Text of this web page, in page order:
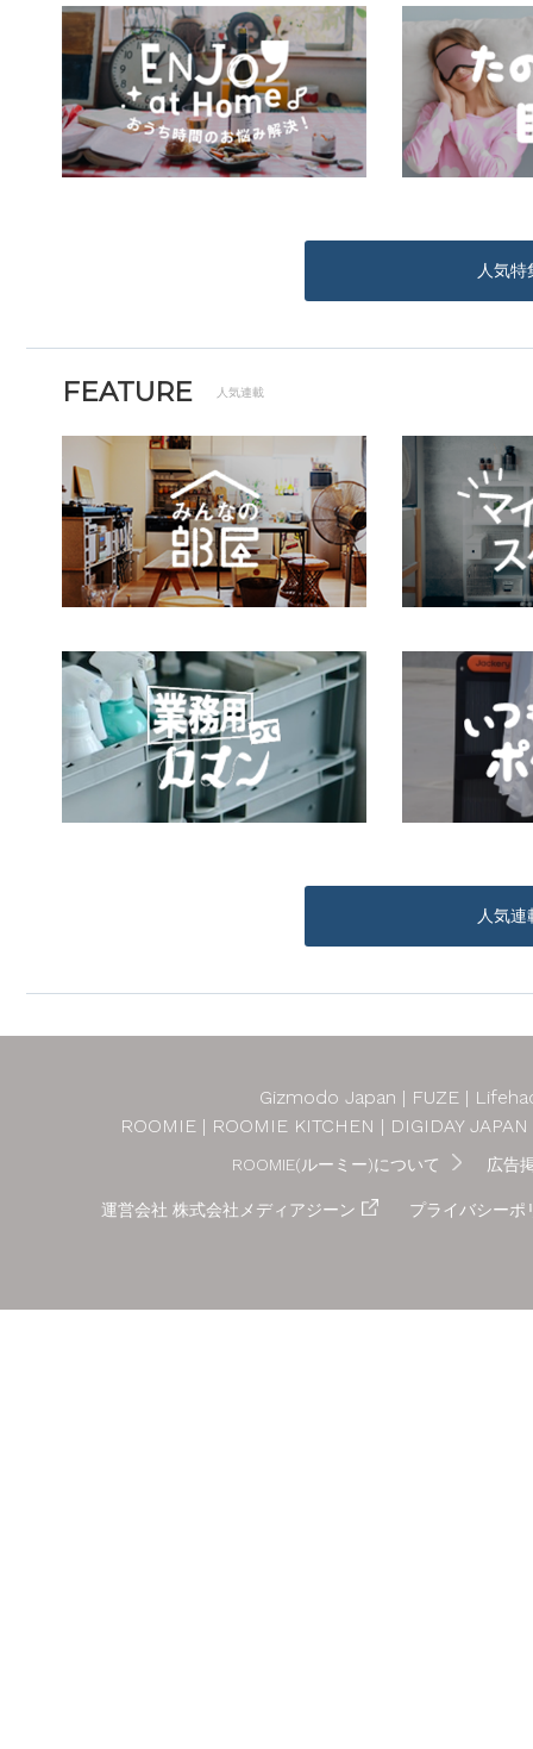
人気
FEATURE 人気連載
人気
Gizmodo Japan FUZE
ROOMIE
ROOMIE KITCHEN DIGIDAY JAPAN
ROOMIE(ルーミー)について 広告
運営会社 株式会社メディアジーン プライバシーポ